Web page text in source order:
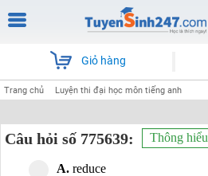
Giỏ hàng
Trang chủ Luyện thi đại học môn tiếng anh
Câu hỏi số 775639: Thông hiểu
A. reduce